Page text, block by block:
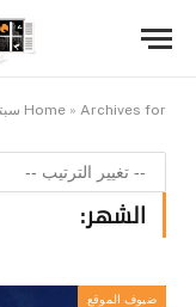
Home » Archives for سبتمبر 2023
الشهر:
ضيوف الموقع